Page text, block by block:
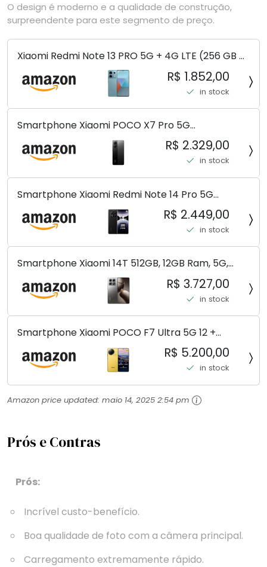
O design é moderno e a qualidade de construção,
surpreendente para este segmento de preço.
Xiaomi Redmi Note 13 PRO 5G + 4G LTE (256 GB +
8 GB) 200 MP Triplo (Mobile Mint Tello e) +
(Pacote de carregador duplo de carro rápido)
(Ocean Teal (ROM))
R$ 1.852,00
in stock
Smartphone Xiaomi POCO X7 Pro 5G
8+256GB/12+256GB/12+512GB
R$ 2.329,00
in stock
Smartphone Xiaomi Redmi Note 14 Pro 5G
Midnight Black (Preto) 12GB RAM 512GB ROM NFC
[ 24090RA29G ]
R$ 2.449,00
in stock
Smartphone Xiaomi 14T 512GB, 12GB Ram, 5G,
Leica, Cinza - no Brasil
R$ 3.727,00
in stock
Smartphone Xiaomi POCO F7 Ultra 5G 12 +
256GB/16+512GB Processador Snapdragon 8 Elite
Top de Linha Chip VisionBoost D7 para Jogos
Pesados Tela Flow AMOLED 2K...
R$ 5.200,00
in stock
Amazon price updated: maio 14, 2025 2:54 pm
Prós e Contras
Prós:
Incrível custo-benefício.
Boa qualidade de foto com a câmera principal.
Carregamento extremamente rápido.